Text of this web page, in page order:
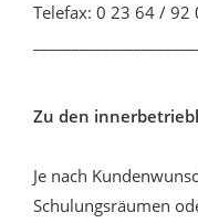
Telefax: 0 23 64 / 92
Zu den
Je nach
Schulungsräumen